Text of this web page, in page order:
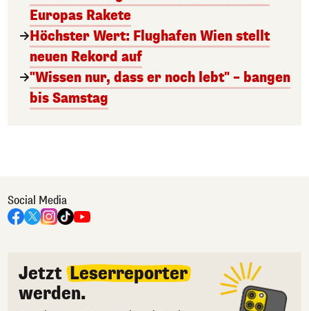
Europas Rakete
Höchster Wert: Flughafen Wien stellt
neuen Rekord auf
"Wissen nur, dass er noch lebt" – bangen
bis Samstag
Social Media
Jetzt Leserreporter
werden.